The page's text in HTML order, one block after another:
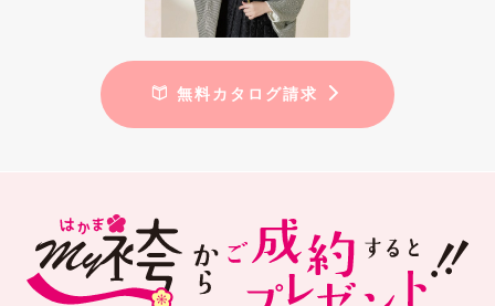
無料カタログ請求